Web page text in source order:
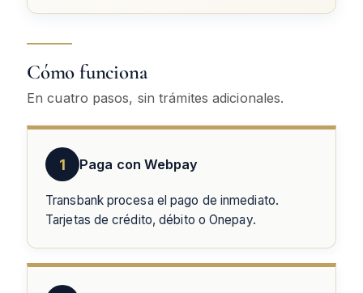
Cómo funciona
En cuatro pasos, sin trámites adicionales.
1 Paga con Webpay
Transbank procesa el pago de inmediato.
Tarjetas de crédito, débito o Onepay.